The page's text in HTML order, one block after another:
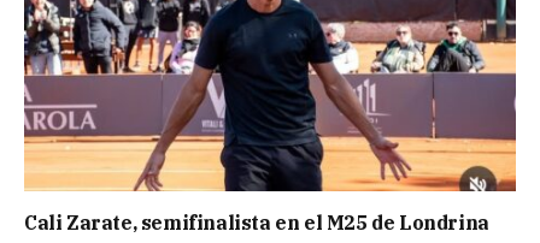
Cali Zarate, semifinalista en el M25 de Londrina